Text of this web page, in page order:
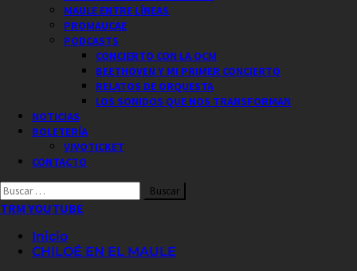
MAULE ENTRE LÍNEAS
PROMAUCAE
PODCASTS
CONCIERTO CON LA OCM
BEETHOVEN Y MI PRIMER CONCIERTO
RELATOS DE ORQUESTA
LOS SONIDOS QUE NOS TRANSFORMAN
NOTICIAS
BOLETERÍA
VIVOTICKET
CONTACTO
Buscar
por:
TRM YOUTUBE
Inicio
CHILOÉ EN EL MAULE